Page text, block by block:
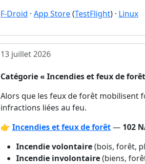
F-Droid · App Store(TestFlight) · Linux
13 juillet 2026
Catégorie « Incendies et feux de
Alors que les feux de forêt mobilisent
infractions liées au feu.
👉 Incendies et feux de forêt— 102
Incendie volontaire(bois, forêt,
Incendie involontaire(biens,